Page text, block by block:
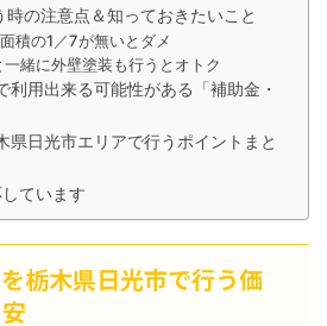
の注意点＆知っておきたいこと
積の1／7が無いとダメ
緒に外壁塗装も行うとオトク
利用出来る可能性がある「補助金・
県日光市エリアで行うポイントまと
ています
栃木県日光市で行う価